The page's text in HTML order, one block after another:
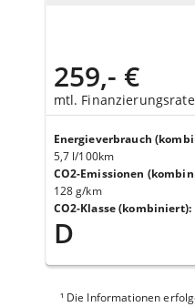
259,- €
mtl.
Energieverbrauch
5,7 l/100km
CO2-Emissionen
128 g/km
CO2-Klasse (kombiniert):
D
¹ Die Informationen